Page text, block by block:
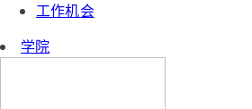
工作机会
学院